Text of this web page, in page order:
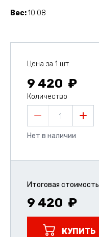
Вес 10.08
Цена за 1 шт.
9 420
Количество
1
Нет в наличии
Итоговая стоимость
9 420
КУПИТЬ